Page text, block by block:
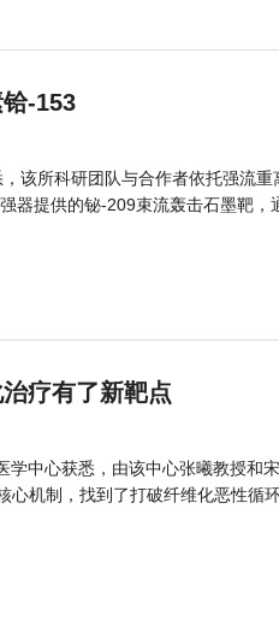
-153
该所科研团队与合作者依托强流
器提供的铋-209束流轰击石墨靶，
疗有了新靶点
学中心获悉，由该中心张曦教授和
机制，找到了打破纤维化恶性循环